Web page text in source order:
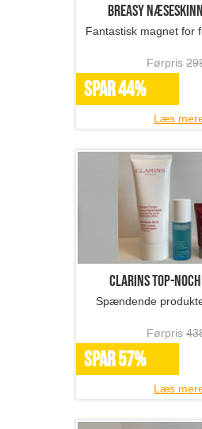
Breasy
Fantastisk magnet for
Førpris
SPAR 44%
Læs
Clarins top-noch
Spændende
Førpris
SPAR 57%
Læs